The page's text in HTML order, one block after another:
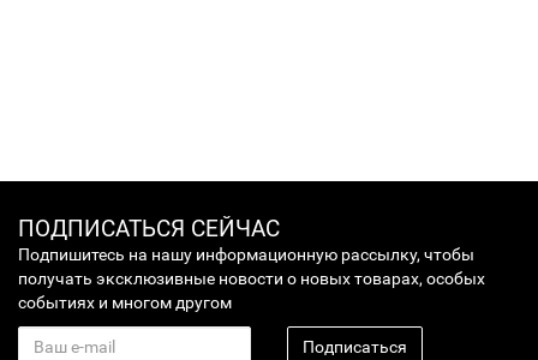
ПОДПИСАТЬСЯ СЕЙЧАС
Подпишитесь на нашу информационную рассылку, чтобы
получать эксклюзивные новости о новых товарах, особых
событиях и многом другом
Подписаться